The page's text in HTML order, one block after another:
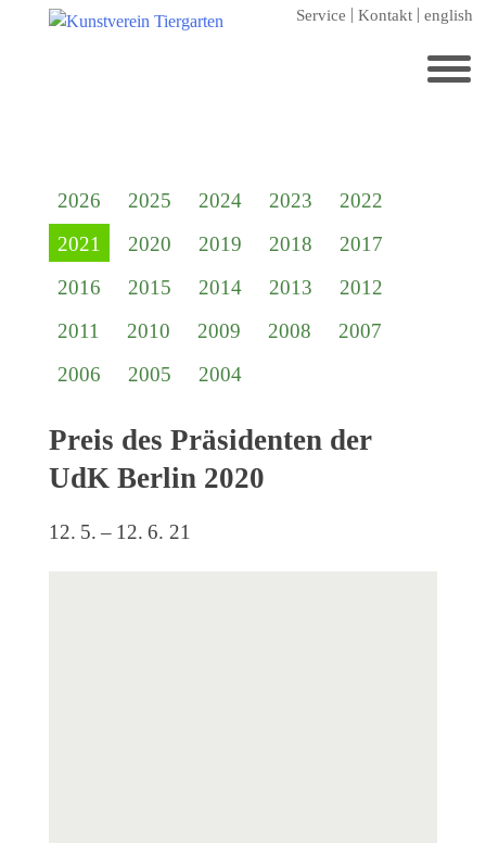
Service Kontakt english
Kunstverein Tiergarten
Förderer
Jahresgaben
Mitglied werden
Ausstellungen
kommende Ausstellungen
Kommende Veranstaltungen
2026 2025 2024 2023
2022
2021
2020 2019 2018
2017
2016
2015 2014 2013
2012
2011
2010 2009 2008
2007
2006
2005 2004
Preis des Präsidenten der
UdK Berlin 2020
12. 5. – 12. 6. 21